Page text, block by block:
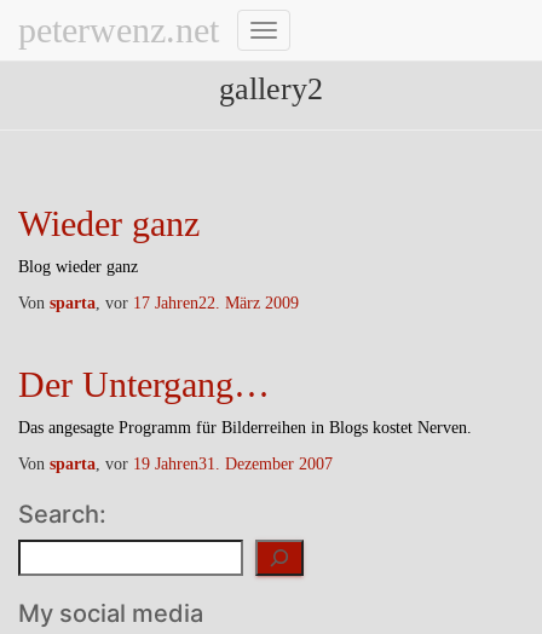
peterwenz.net
Navigation
umschalten
gallery2
Wieder ganz
Blog wieder ganz
Von sparta, vor 17 Jahren22. März 2009
Der Untergang…
Das angesagte Programm für Bilderreihen in Blogs kostet Nerven.
Von sparta, vor 19 Jahren31. Dezember 2007
Search:
My social media